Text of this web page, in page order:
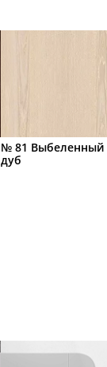
№ 81 Выбеленный
дуб